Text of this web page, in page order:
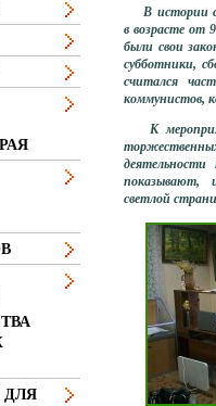
В истории
в возрасте от
были свои
субботники,
считался
коммунистов,
К
показывают,
светлой
ДЛЯ